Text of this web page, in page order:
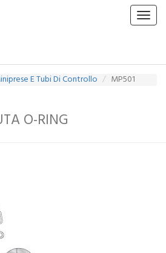
E Tubi Di Controllo MP501
O-RING